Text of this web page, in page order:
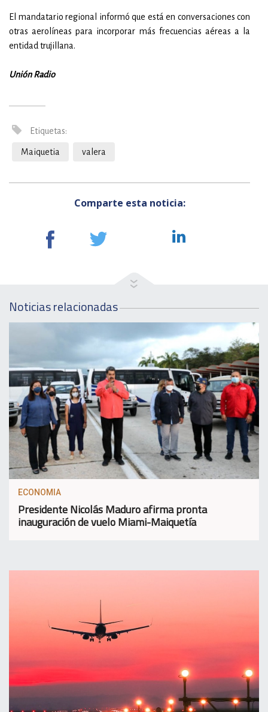
El mandatario regional informó que está en conversaciones con
otras aerolíneas para incorporar más frecuencias aéreas a la
entidad trujillana.
Unión Radio
Etiquetas:
Maiquetia valera
Comparte esta noticia:
Noticias relacionadas
ECONOMIA
Presidente Nicolás Maduro afirma pronta
inauguración de vuelo Miami-Maiquetía